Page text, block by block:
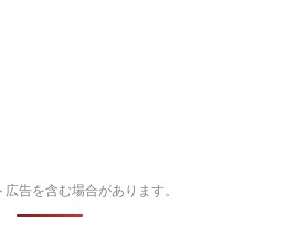
告を含む場合があります。